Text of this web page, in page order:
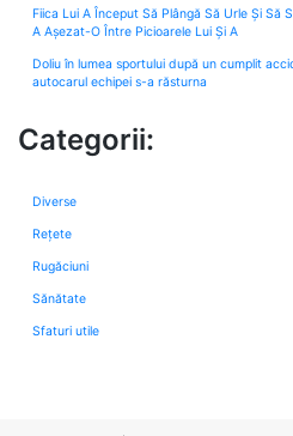
Fiica Lui A Început Să Plângă Să Urle Și Să
A Așezat-O Între Picioarele Lui Și A
Doliu în lumea sportului după un cumplit
autocarul echipei s-a răsturna
Categorii:
Diverse
Rețete
Rugăciuni
Sănătate
Sfaturi utile